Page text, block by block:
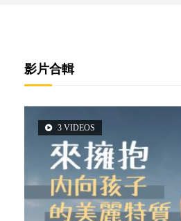
影片合輯
3 VIDEOS
5 VIDEOS
14 VIDEOS
2 VIDEOS
6 VIDEOS